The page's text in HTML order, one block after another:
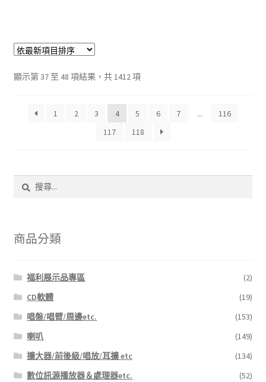
面
顯示第 37 至 48 項結果，共 1412 項依
目
1 2 3 4 5 6 7 ...
116
117
118
字:
商品分類
福利展示品專區
(2)
CD軟體
(19)
唱盤/唱臂/周邊etc.
(153)
喇叭
(149)
擴大器/前後級/唱放/耳擴 etc
(134)
數位訊源播放器＆處理器etc.
(52)